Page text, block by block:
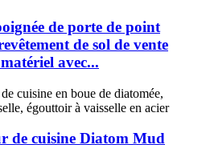
de porte de point
de sol de vente
avec...
de cuisine Diatom Mud